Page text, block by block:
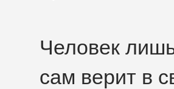
Человек
сам верит в